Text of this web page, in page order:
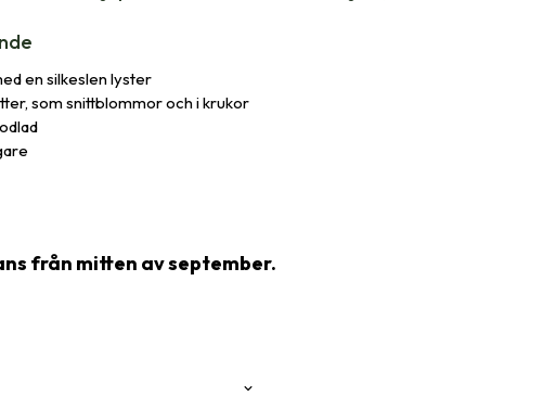
en silkeslen lyster
som snittblommor och i krukor
från mitten av september.